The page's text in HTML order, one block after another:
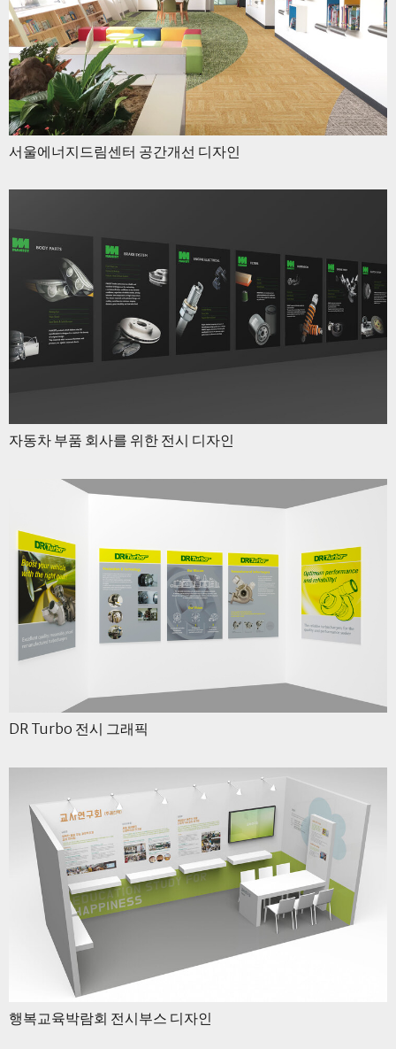
서울에너지드림센터 공간개선 디자인
자동차 부품 회사를 위한 전시 디자인
DR Turbo 전시 그래픽
행복교육박람회 전시부스 디자인